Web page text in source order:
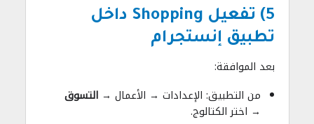
5) تفعيل Shopping داخل
تطبيق إنستجرام
بعد الموافقة:
من التطبيق: الإعدادات → الأعمال →التسوق
→ اختر الكتالوج.